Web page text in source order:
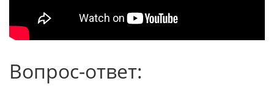
Вопрос-ответ: